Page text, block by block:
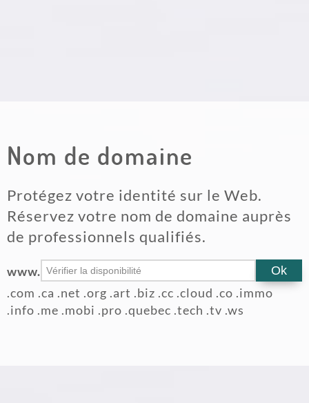
Nom de domaine
Protégez votre identité sur le Web.
Réservez votre nom de domaine auprès
de professionnels qualifiés.
www.
.com .ca .net .org .art .biz .cc .cloud .co .immo
.info .me .mobi .pro .quebec .tech .tv .ws